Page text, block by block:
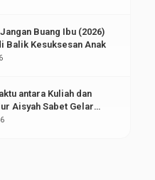
Buang Ibu (2026)
Balik Kesuksesan Anak
antara Kuliah dan
Aisyah Sabet Gelar